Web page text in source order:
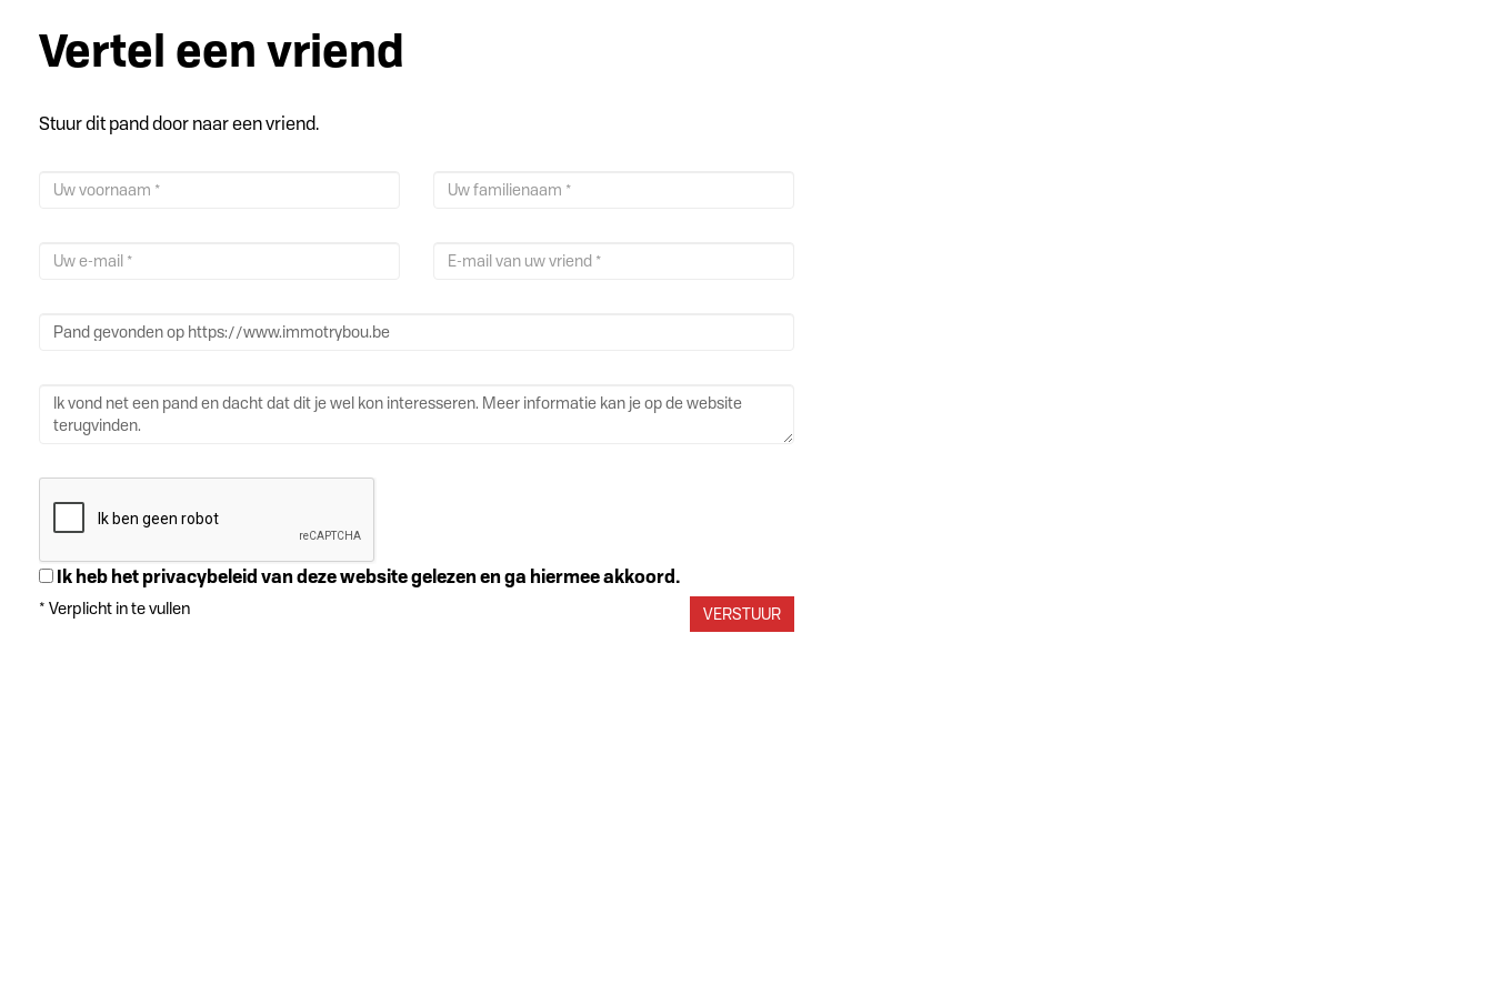
Vertel een vriend
Stuur dit pand door naar een vriend.
Ik heb het privacybeleid van deze website gelezen en ga hiermee akkoord.
* Verplicht in te vullen